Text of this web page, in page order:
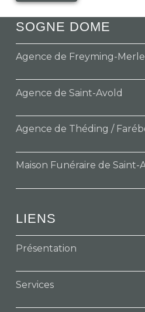
SOGNE DOME
Agence de Freyming-
Agence de Saint-Avold
Agence de Théding /
Maison Funéraire de Saint-
LIENS
Présentation
Services